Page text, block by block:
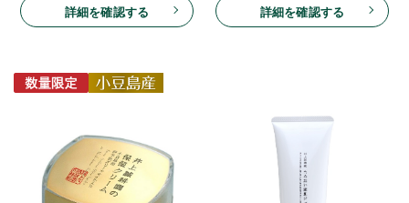
詳細を確認する 詳細を確認する